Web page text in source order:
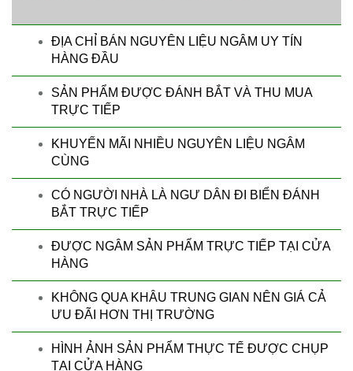
ĐỊA CHỈ BÁN NGUYÊN LIỆU NGÂM UY TÍN
HÀNG ĐẦU
SẢN PHẨM ĐƯỢC ĐÁNH BẮT VÀ THU MUA
TRỰC TIẾP
KHUYẾN MÃI NHIỀU NGUYÊN LIỆU NGÂM
CÙNG
CÓ NGƯỜI NHÀ LÀ NGƯ DÂN ĐI BIỂN ĐÁNH
BẮT TRỰC TIẾP
ĐƯỢC NGÂM SẢN PHẨM TRỰC TIẾP TẠI CỬA
HÀNG
KHÔNG QUA KHÂU TRUNG GIAN NÊN GIÁ CẢ
ƯU ĐÃI HƠN THỊ TRƯỜNG
HÌNH ẢNH SẢN PHẨM THỰC TẾ ĐƯỢC CHỤP
TẠI CỬA HÀNG